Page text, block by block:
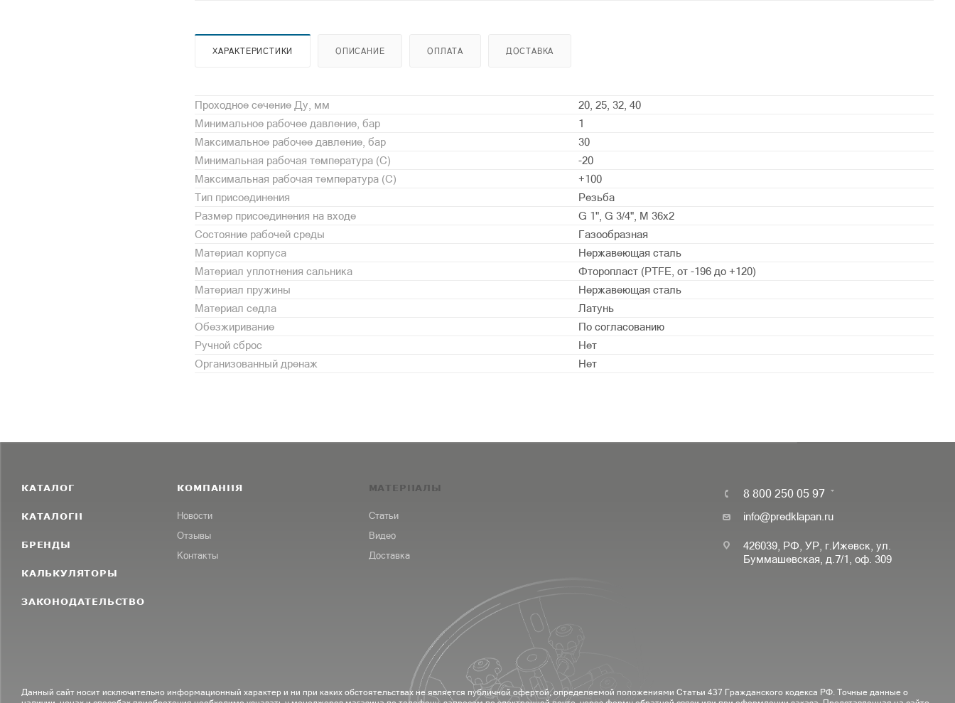
ХАРАКТЕРИСТИКИ ОПИСАНИЕ ОПЛАТА ДОСТАВКА
Проходное сечение Ду, мм
20, 25, 32, 40
Минимальное рабочее давление, бар
1
Максимальное рабочее давление, бар
30
Минимальная рабочая температура (С)
-20
Максимальная рабочая температура (С)
+100
Тип присоединения
Резьба
Размер присоединения на входе
G 1", G 3/4", М 36x2
Состояние рабочей среды
Газообразная
Материал корпуса
Нержавеющая сталь
Материал уплотнения сальника
Фторопласт (PTFE, от -196 до +120)
Материал пружины
Нержавеющая сталь
Материал седла
Латунь
Обезжиривание
По согласованию
Ручной сброс
Нет
Организованный дренаж
Нет
КАТАЛОГ
КАТАЛОГИ
БРЕНДЫ
КАЛЬКУЛЯТОРЫ
ЗАКОНОДАТЕЛЬСТВО
КОМПАНИЯ
Новости
Отзывы
Контакты
МАТЕРИАЛЫ
Статьи
Видео
Доставка
8 800 250 05 97
info@predklapan.ru
426039, РФ, УР, г.Ижевск, ул.
Буммашевская, д.7/1, оф. 309
Данный сайт носит исключительно информационный характер и ни при каких обстоятельствах не является публичной офертой, определяемой положениями Статьи 437 Гражданского кодекса РФ. Точные данные о